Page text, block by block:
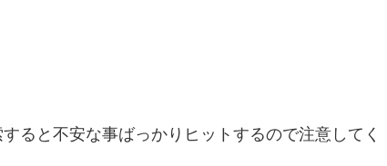
ると不安な事ばっかりヒットするので注意してく